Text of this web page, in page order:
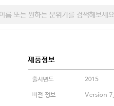
제품정보
출시년도 2015
버전 정보 Version